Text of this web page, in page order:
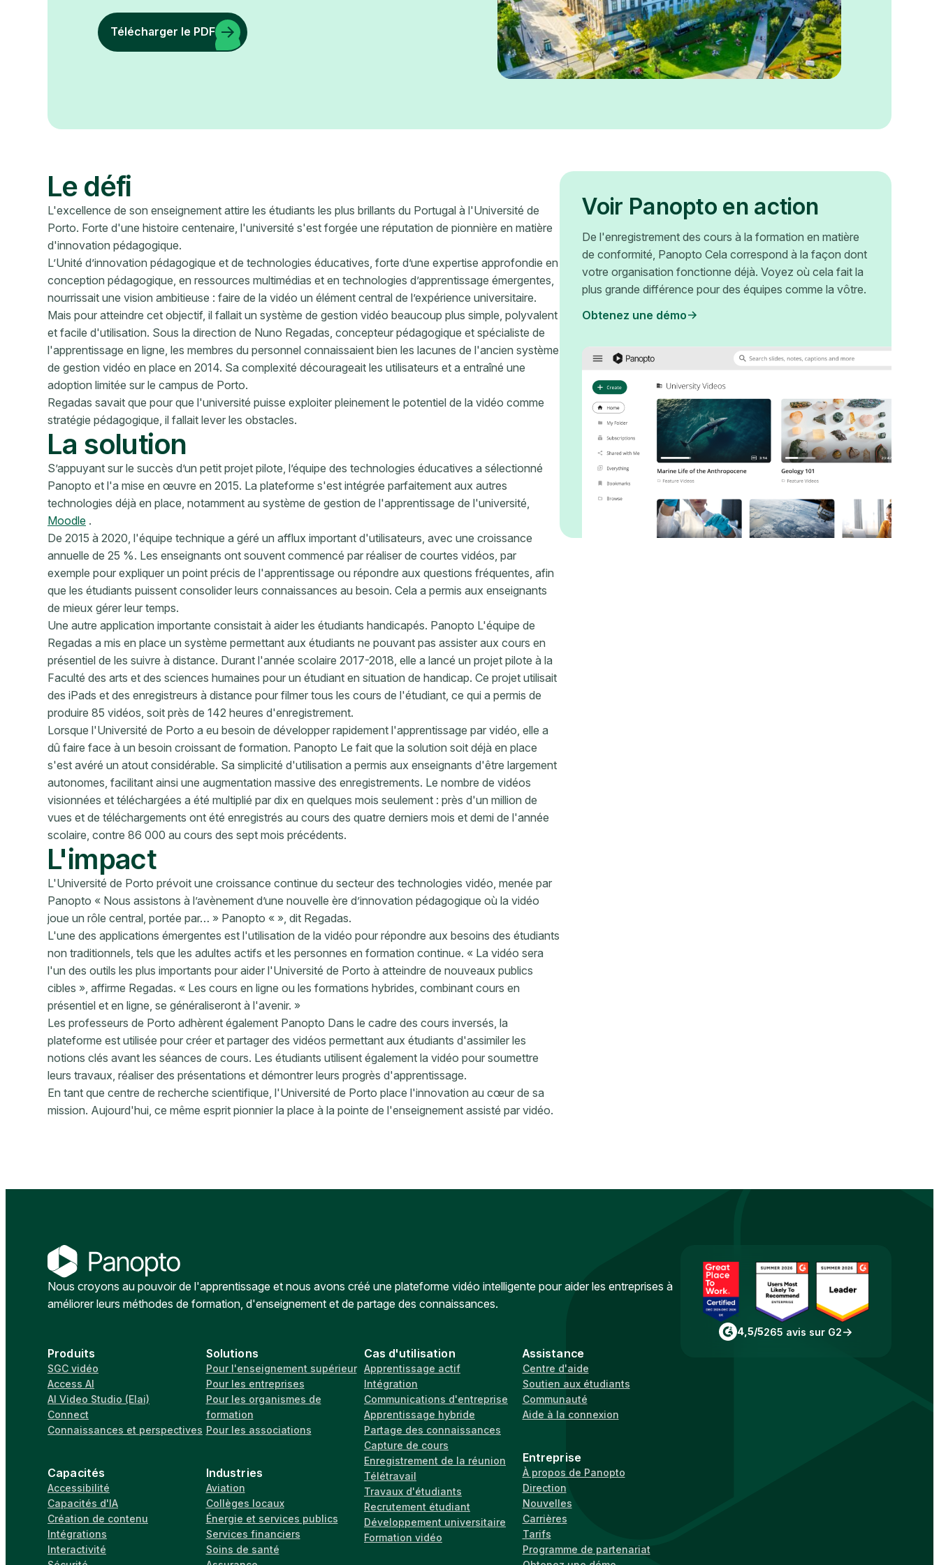
Télécharger le PDF
Le défi
L'excellence de son enseignement attire les étudiants les plus brillants du Portugal à l'Université de
Porto. Forte d'une histoire centenaire, l'université s'est forgée une réputation de pionnière en matière
d'innovation pédagogique.
L’Unité d’innovation pédagogique et de technologies éducatives, forte d’une expertise approfondie en
conception pédagogique, en ressources multimédias et en technologies d’apprentissage émergentes,
nourrissait une vision ambitieuse : faire de la vidéo un élément central de l’expérience universitaire.
Mais pour atteindre cet objectif, il fallait un système de gestion vidéo beaucoup plus simple, polyvalent
et facile d'utilisation. Sous la direction de Nuno Regadas, concepteur pédagogique et spécialiste de
l'apprentissage en ligne, les membres du personnel connaissaient bien les lacunes de l'ancien système
de gestion vidéo en place en 2014. Sa complexité décourageait les utilisateurs et a entraîné une
adoption limitée sur le campus de Porto.
Regadas savait que pour que l'université puisse exploiter pleinement le potentiel de la vidéo comme
stratégie pédagogique, il fallait lever les obstacles.
La solution
S’appuyant sur le succès d’un petit projet pilote, l’équipe des technologies éducatives a sélectionné
Panopto et l'a mise en œuvre en 2015. La plateforme s'est intégrée parfaitement aux autres
technologies déjà en place, notamment au système de gestion de l'apprentissage de l'université,
Moodle .
De 2015 à 2020, l'équipe technique a géré un afflux important d'utilisateurs, avec une croissance
annuelle de 25 %. Les enseignants ont souvent commencé par réaliser de courtes vidéos, par
exemple pour expliquer un point précis de l'apprentissage ou répondre aux questions fréquentes, afin
que les étudiants puissent consolider leurs connaissances au besoin. Cela a permis aux enseignants
de mieux gérer leur temps.
Une autre application importante consistait à aider les étudiants handicapés. Panopto L'équipe de
Regadas a mis en place un système permettant aux étudiants ne pouvant pas assister aux cours en
présentiel de les suivre à distance. Durant l'année scolaire 2017-2018, elle a lancé un projet pilote à la
Faculté des arts et des sciences humaines pour un étudiant en situation de handicap. Ce projet utilisait
des iPads et des enregistreurs à distance pour filmer tous les cours de l'étudiant, ce qui a permis de
produire 85 vidéos, soit près de 142 heures d'enregistrement.
Lorsque l'Université de Porto a eu besoin de développer rapidement l'apprentissage par vidéo, elle a
dû faire face à un besoin croissant de formation. Panopto Le fait que la solution soit déjà en place
s'est avéré un atout considérable. Sa simplicité d'utilisation a permis aux enseignants d'être largement
autonomes, facilitant ainsi une augmentation massive des enregistrements. Le nombre de vidéos
visionnées et téléchargées a été multiplié par dix en quelques mois seulement : près d'un million de
vues et de téléchargements ont été enregistrés au cours des quatre derniers mois et demi de l'année
scolaire, contre 86 000 au cours des sept mois précédents.
L'impact
L'Université de Porto prévoit une croissance continue du secteur des technologies vidéo, menée par
Panopto « Nous assistons à l’avènement d’une nouvelle ère d’innovation pédagogique où la vidéo
joue un rôle central, portée par… » Panopto « », dit Regadas.
L'une des applications émergentes est l'utilisation de la vidéo pour répondre aux besoins des étudiants
non traditionnels, tels que les adultes actifs et les personnes en formation continue. « La vidéo sera
l'un des outils les plus importants pour aider l'Université de Porto à atteindre de nouveaux publics
cibles », affirme Regadas. « Les cours en ligne ou les formations hybrides, combinant cours en
présentiel et en ligne, se généraliseront à l'avenir. »
Les professeurs de Porto adhèrent également Panopto Dans le cadre des cours inversés, la
plateforme est utilisée pour créer et partager des vidéos permettant aux étudiants d'assimiler les
notions clés avant les séances de cours. Les étudiants utilisent également la vidéo pour soumettre
leurs travaux, réaliser des présentations et démontrer leurs progrès d'apprentissage.
En tant que centre de recherche scientifique, l'Université de Porto place l'innovation au cœur de sa
mission. Aujourd'hui, ce même esprit pionnier la place à la pointe de l'enseignement assisté par vidéo.
Voir Panopto en action
De l'enregistrement des cours à la formation en matière
de conformité, Panopto Cela correspond à la façon dont
votre organisation fonctionne déjà. Voyez où cela fait la
plus grande différence pour des équipes comme la vôtre.
Obtenez une démo
Nous croyons au pouvoir de l'apprentissage et nous avons créé une plateforme vidéo intelligente pour aider les entreprises à
améliorer leurs méthodes de formation, d'enseignement et de partage des connaissances.
Produits
SGC vidéo
Access AI
AI Video Studio (Elai)
Connect
Connaissances et perspectives
Capacités
Accessibilité
Capacités d'IA
Création de contenu
Intégrations
Interactivité
Solutions
Pour l'enseignement supérieur
Pour les entreprises
Pour les organismes de
formation
Pour les associations
Industries
Aviation
Collèges locaux
Énergie et services publics
Services financiers
Soins de santé
Cas d'utilisation
Apprentissage actif
Intégration
Communications d'entreprise
Apprentissage hybride
Partage des connaissances
Capture de cours
Enregistrement de la réunion
Télétravail
Travaux d'étudiants
Recrutement étudiant
Développement universitaire
Formation vidéo
Assistance
Centre d'aide
Soutien aux étudiants
Communauté
Aide à la connexion
Entreprise
À propos de Panopto
Direction
Nouvelles
Carrières
Tarifs
Programme de partenariat
4,5/5265 avis sur G2